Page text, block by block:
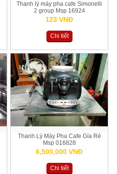
Thanh lý máy pha cafe Simonelli
2 group Msp 16924
123 VNĐ
Chi tiết
Thanh Lý Máy Pha Cafe Gía Rẻ
Msp 016828
6,500,000 VNĐ
Chi tiết